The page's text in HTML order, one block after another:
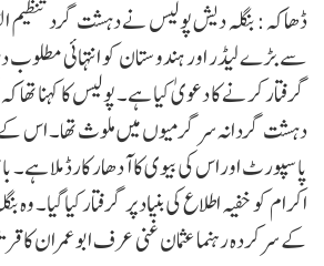
ڈھاکہ: بنگلہ دیش پولیس نے دہشت گرد
سے بڑے لیڈر اور ہندوستان کو انتہائی
گرفتار کرنے کا دعویٰ کیا ہے۔ پولیس کا کہنا تھا
دہشت گردانہ سرگرمیوں میں ملوث تھا۔ اس
پاسپورٹ اوراس کی بیوی کا آدھار کارڈ ملا ہے۔
اکرام کو خفیہ اطلاع کی بنیاد پر گرفتار کیا گیا۔ وہ
کے سرکردہ رہنما عثمان غنی عرف ابو عمران کا